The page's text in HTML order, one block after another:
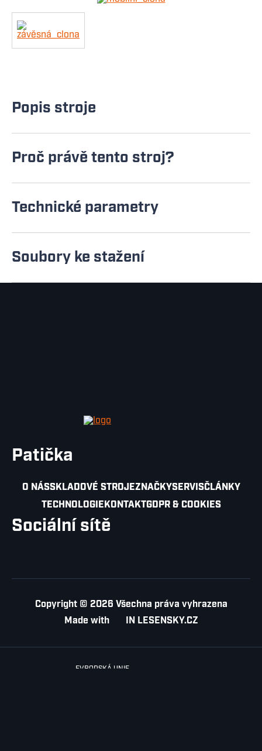
Popis stroje
Proč právě tento stroj?
Technické parametry
Soubory ke stažení
Patička
O NÁSSKLADOVÉ STROJEZNAČKYSERVISČLÁNKY
TECHNOLOGIEKONTAKTGDPR & COOKIES
Sociální sítě
Copyright © 2026 Všechna práva vyhrazena
Made with
IN LESENSKY.CZ
EVROPSKÁ UNIE